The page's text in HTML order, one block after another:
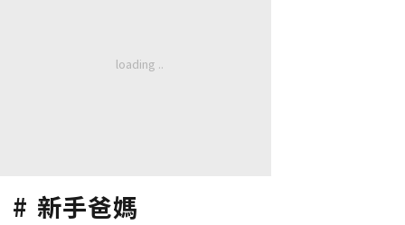
新手爸媽